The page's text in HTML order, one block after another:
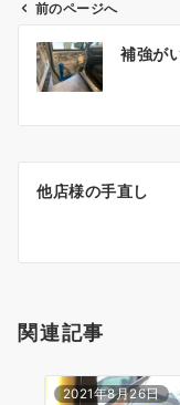
ン
前のページへ
補強が
他店様の手直し
関連記事
2021年8月26日